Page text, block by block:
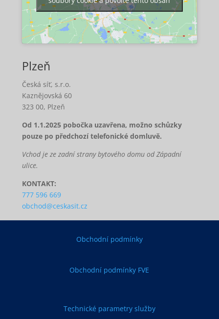
Plzeň
Česká síť, s.r.o.
Kaznějovská 60
323 00, Plzeň
Od 1.1.2025 pobočka uzavřena, možno schůzky
pouze po předchozí telefonické domluvě.
Vchod je ze zadní strany bytového domu od Západní
ulice.
KONTAKT:
777 596 669
obchod@ceskasit.cz
Obchodní podmínky
Obchodní podmínky FVE
Technické parametry služby